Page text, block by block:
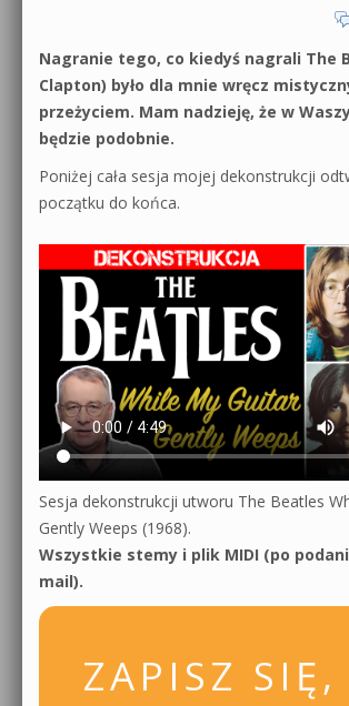
Nagranie tego, co kiedyś nagrali The
Clapton) było dla mnie wręcz
przeżyciem. Mam nadzieję, że w
będzie podobnie.
Poniżej cała sesja mojej dekonstrukcji
początku do końca.
Sesja dekonstrukcji utworu The Beatles
Gently Weeps (1968).
Wszystkie stemy i plik MIDI (po
mail).
ZAPISZ SIĘ,